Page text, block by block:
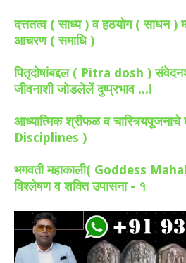
दत्ततत्व ( साध्य ) व हठयोग ( साधन )
आचरण ( समाधि )
पितृदोषांबद्दल ( Pitra dosh )
जीवनाशी जोडलेलें दुष्प्रभाव ...!
आध्यात्मिक श्रीफळ व
Disciplines )
भगवती महाकाली( Goddess
विश्लेषण व शक्ति उपासना - १